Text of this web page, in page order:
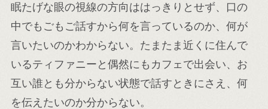
眠たげな眼の視線の方向ははっきりとせず、口の
中でもごもご話すから何を言っているのか、何が
言いたいのかわからない。たまたま近くに住んで
いるティファニーと偶然にもカフェで出会い、お
互い誰とも分からない状態で話すときにさえ、何
を伝えたいのか分からない。